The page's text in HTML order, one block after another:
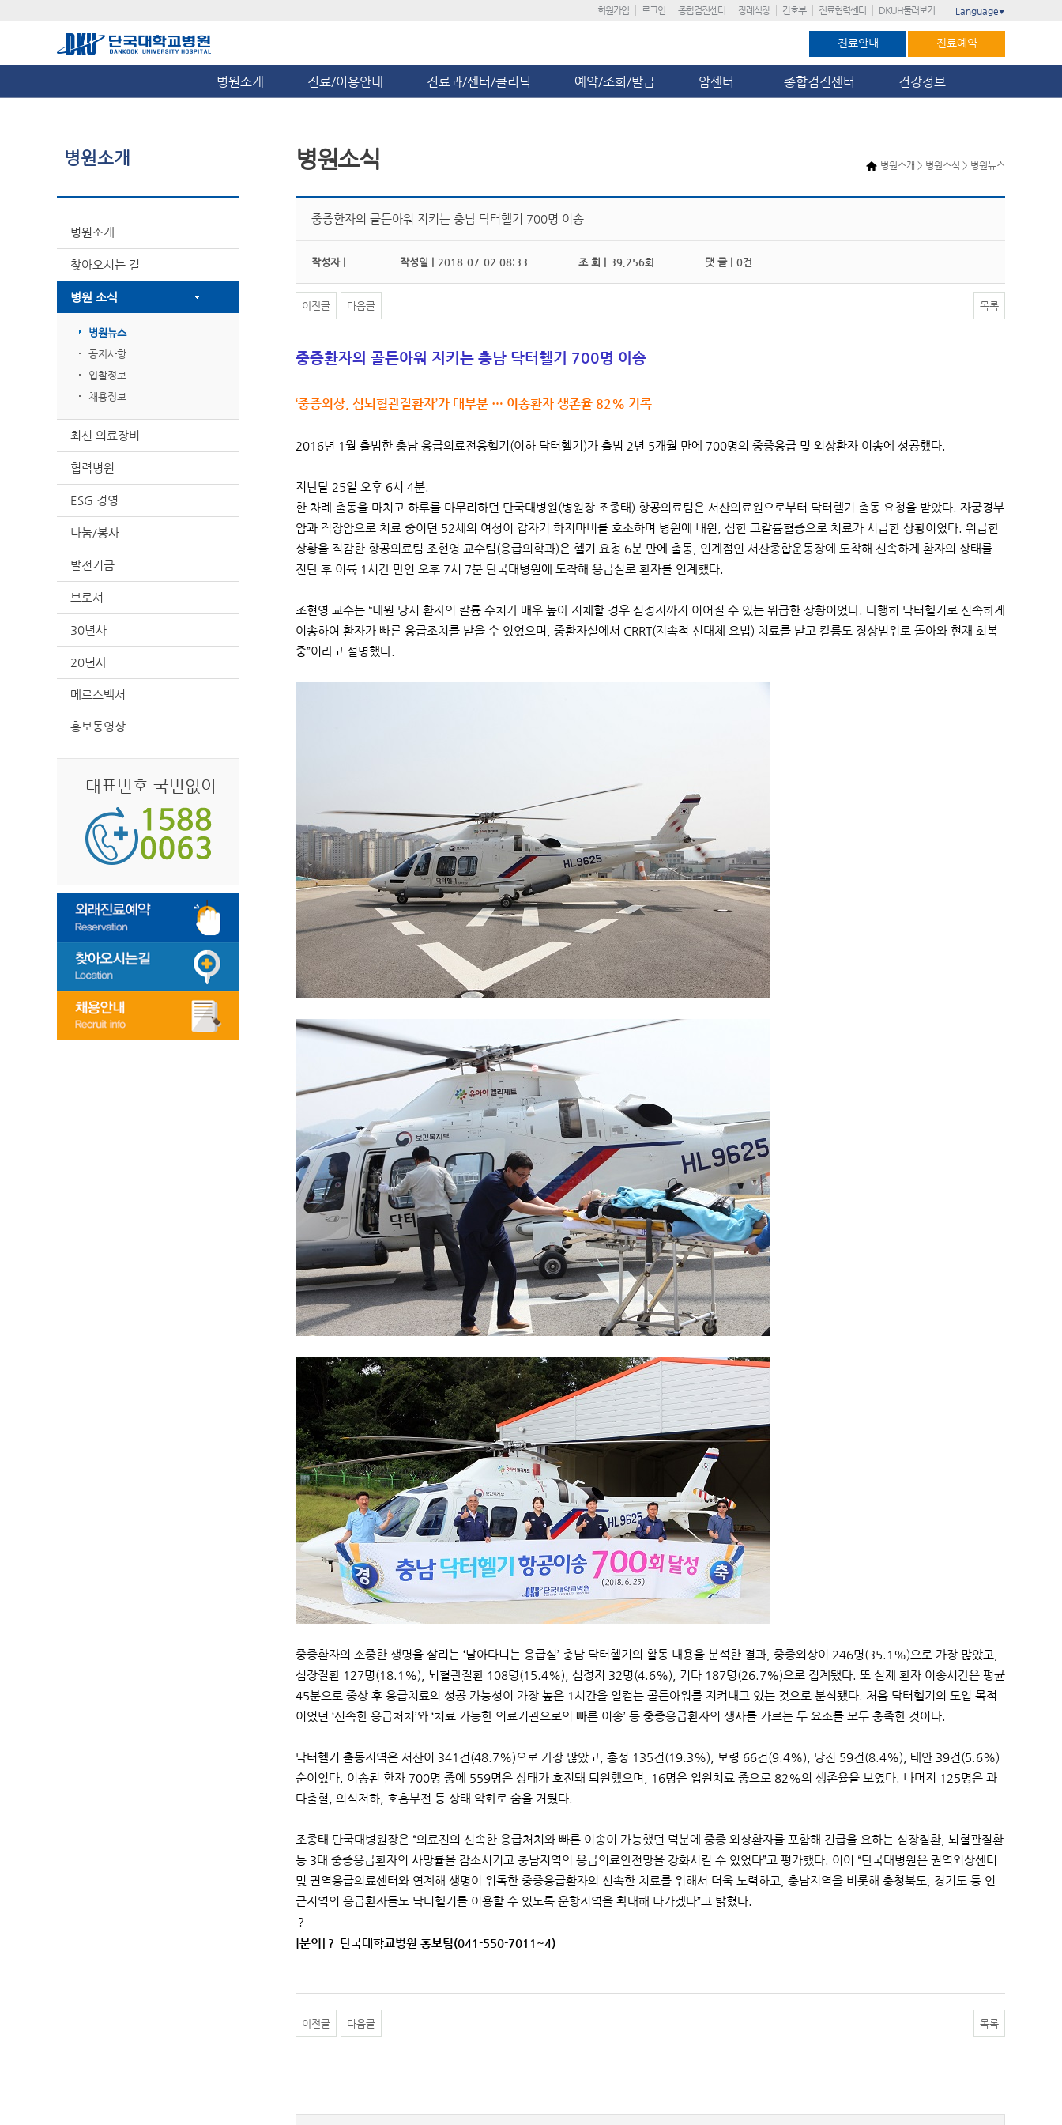
회원가입 로그인 종합검진센터 장례식장 간호부 진료협력센터 DKUH둘러보기 Language ▼
진료안내 진료예약
병원소개 진료/이용안내 진료과/센터/클리닉 예약/조회/발급 암센터 종합검진센터 건강정보
병원소개
병원소개
찾아오시는 길
병원 소식
병원뉴스
공지사항
입찰정보
채용정보
최신 의료장비
협력병원
ESG 경영
나눔/봉사
발전기금
브로셔
30년사
20년사
메르스백서
홍보동영상
대표번호 국번없이
병원소개 > 병원소식 > 병원뉴스
병원소식
중증환자의 골든아워 지키는 충남 닥터헬기 700명 이송
작성자 | 작성일 | 2018-07-02 08:33 조 회 | 39,256회 댓 글 | 0건
이전글 다음글 목록
중증환자의 골든아워 지키는 충남 닥터헬기 700명 이송
‘중증외상, 심뇌혈관질환자’가 대부분 … 이송환자 생존율 82% 기록
2016년 1월 출범한 충남 응급의료전용헬기(이하 닥터헬기)가 출범 2년 5개월 만에 700명의 중증응급 및 외상환자 이송에 성공했다.
지난달 25일 오후 6시 4분.
한 차례 출동을 마치고 하루를 마무리하던 단국대병원(병원장 조종태) 항공의료팀은 서산의료원으로부터 닥터헬기 출동 요청을 받았다. 자궁경부
암과 직장암으로 치료 중이던 52세의 여성이 갑자기 하지마비를 호소하며 병원에 내원, 심한 고칼륨혈증으로 치료가 시급한 상황이었다. 위급한
상황을 직감한 항공의료팀 조현영 교수팀(응급의학과)은 헬기 요청 6분 만에 출동, 인계점인 서산종합운동장에 도착해 신속하게 환자의 상태를
진단 후 이륙 1시간 만인 오후 7시 7분 단국대병원에 도착해 응급실로 환자를 인계했다.
조현영 교수는 “내원 당시 환자의 칼륨 수치가 매우 높아 지체할 경우 심정지까지 이어질 수 있는 위급한 상황이었다. 다행히 닥터헬기로 신속하게
이송하여 환자가 빠른 응급조치를 받을 수 있었으며, 중환자실에서 CRRT(지속적 신대체 요법) 치료를 받고 칼륨도 정상범위로 돌아와 현재 회복
중”이라고 설명했다.
중증환자의 소중한 생명을 살리는 ‘날아다니는 응급실’ 충남 닥터헬기의 활동 내용을 분석한 결과, 중증외상이 246명(35.1%)으로 가장 많았고,
심장질환 127명(18.1%), 뇌혈관질환 108명(15.4%), 심정지 32명(4.6%), 기타 187명(26.7%)으로 집계됐다. 또 실제 환자 이송시간은 평균
45분으로 중상 후 응급치료의 성공 가능성이 가장 높은 1시간을 일컫는 골든아워를 지켜내고 있는 것으로 분석됐다. 처음 닥터헬기의 도입 목적
이었던 ‘신속한 응급처치’와 ‘치료 가능한 의료기관으로의 빠른 이송’ 등 중증응급환자의 생사를 가르는 두 요소를 모두 충족한 것이다.
닥터헬기 출동지역은 서산이 341건(48.7%)으로 가장 많았고, 홍성 135건(19.3%), 보령 66건(9.4%), 당진 59건(8.4%), 태안 39건(5.6%)
순이었다. 이송된 환자 700명 중에 559명은 상태가 호전돼 퇴원했으며, 16명은 입원치료 중으로 82%의 생존율을 보였다. 나머지 125명은 과
다출혈, 의식저하, 호흡부전 등 상태 악화로 숨을 거뒀다.
조종태 단국대병원장은 “의료진의 신속한 응급처치와 빠른 이송이 가능했던 덕분에 중증 외상환자를 포함해 긴급을 요하는 심장질환, 뇌혈관질환
등 3대 중증응급환자의 사망률을 감소시키고 충남지역의 응급의료안전망을 강화시킬 수 있었다”고 평가했다. 이어 “단국대병원은 권역외상센터
및 권역응급의료센터와 연계해 생명이 위독한 중증응급환자의 신속한 치료를 위해서 더욱 노력하고, 충남지역을 비롯해 충청북도, 경기도 등 인
근지역의 응급환자들도 닥터헬기를 이용할 수 있도록 운항지역을 확대해 나가겠다”고 밝혔다.
？
[문의]？ 단국대학교병원 홍보팀(041-550-7011~4)
이전글 다음글 목록